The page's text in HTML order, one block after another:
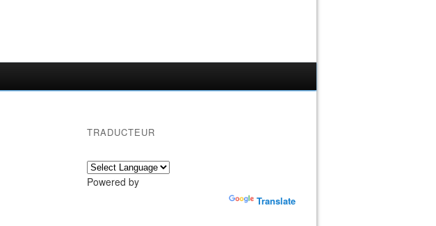
TRADUCTEUR
Powered by
Translate